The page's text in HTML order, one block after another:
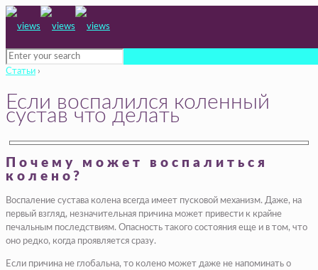
Статьи ›
Если воспалился коленный
сустав что делать
Почему может воспалиться
колено?
Воспаление сустава колена всегда имеет пусковой механизм. Даже, на
первый взгляд, незначительная причина может привести к крайне
печальным последствиям. Опасность такого состояния еще и в том, что
оно редко, когда проявляется сразу.
Если причина не глобальна, то колено может даже не напоминать о